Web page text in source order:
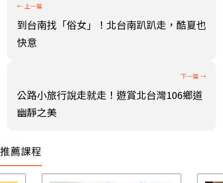
到台南找「俗女」！北台南趴趴走，酷夏也
快意
公路小旅行說走就走！遊賞北台灣106鄉道
幽靜之美
推薦課程